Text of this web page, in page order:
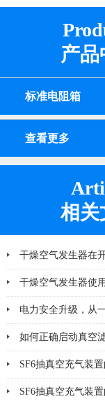
产品
标准电阻箱
查看更多
相关
干燥空气发生器在
备工作
干燥空气发生器使
电力安全升级，从
监控系统开始
如何正确启动真空
SF6抽真空充气装
SF6抽真空充气装